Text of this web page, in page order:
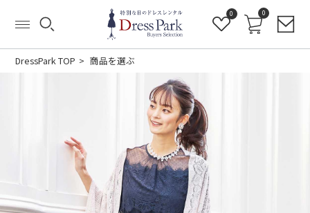
0 0
DressPark TOP 商品を選ぶ